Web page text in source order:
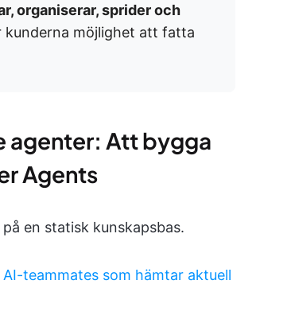
organiserar, sprider och
kunderna möjlighet att fatta
agenter: Att bygga
Agents
en statisk kunskapsbas.
AI-teammates som hämtar aktuell